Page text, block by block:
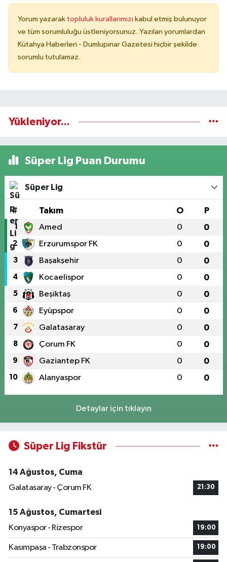
Yorum yazarak topluluk kurallarımızı kabul etmiş bulunuyor
ve tüm sorumluluğu üstleniyorsunuz. Yazılan yorumlardan
Kütahya Haberleri - Dumlupınar Gazetesi hiçbir şekilde
sorumlu tutulamaz.
Yükleniyor...
Süper Lig Puan Durumu
Süper Lig
# Takım O P
1 Amed 0 0
2 Erzurumspor FK 0 0
3 Başakşehir 0 0
4 Kocaelispor 0 0
5 Beşiktaş 0 0
6 Eyüpspor 0 0
7 Galatasaray 0 0
8 Çorum FK 0 0
9 Gaziantep FK 0 0
10 Alanyaspor 0 0
Detaylar için tıklayın
Süper Lig Fikstür
14 Ağustos, Cuma
Galatasaray - Çorum FK
21:30
15 Ağustos, Cumartesi
Konyaspor - Rizespor
19:00
Kasımpaşa - Trabzonspor 19:00